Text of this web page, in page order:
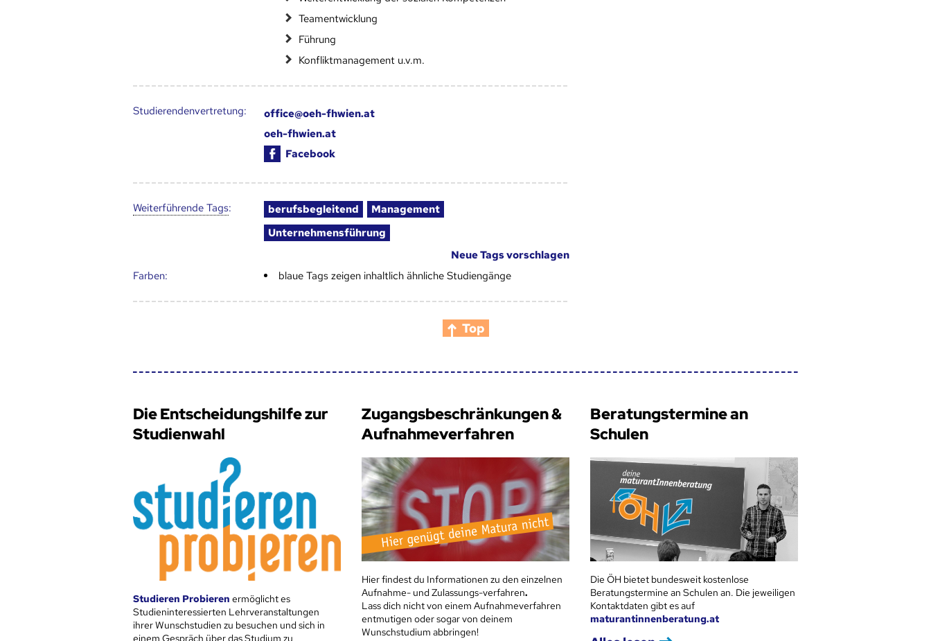
Teamentwicklung
Führung
Konfliktmanagement u.v.m.
Studierendenvertretung:
office@oeh-fhwien.at
oeh-fhwien.at
Facebook
Weiter­führende Tags: berufsbegleitend
Management
Unternehmensführung
Neue Tags vorschlagen
Farben:
blaue Tags zeigen inhaltlich ähnliche Studiengänge
Top
Die Entscheidungshilfe zur
Studienwahl
Studieren Probieren ermöglicht es
Studieninteressierten Lehrveranstaltungen
ihrer Wunschstudien zu besuchen und sich in
Zugangsbeschränkungen &
Aufnahmeverfahren
Hier findest du Informationen zu den einzelnen
Aufnahme- und Zulassungs-verfahren.
Lass dich nicht von einem Aufnahmeverfahren
entmutigen oder sogar von deinem
Wunschstudium abbringen!
Beratungstermine an
Schulen
Die ÖH bietet bundesweit kostenlose
Beratungstermine an Schulen an. Die jeweiligen
Kontaktdaten gibt es auf
maturantinnenberatung.at